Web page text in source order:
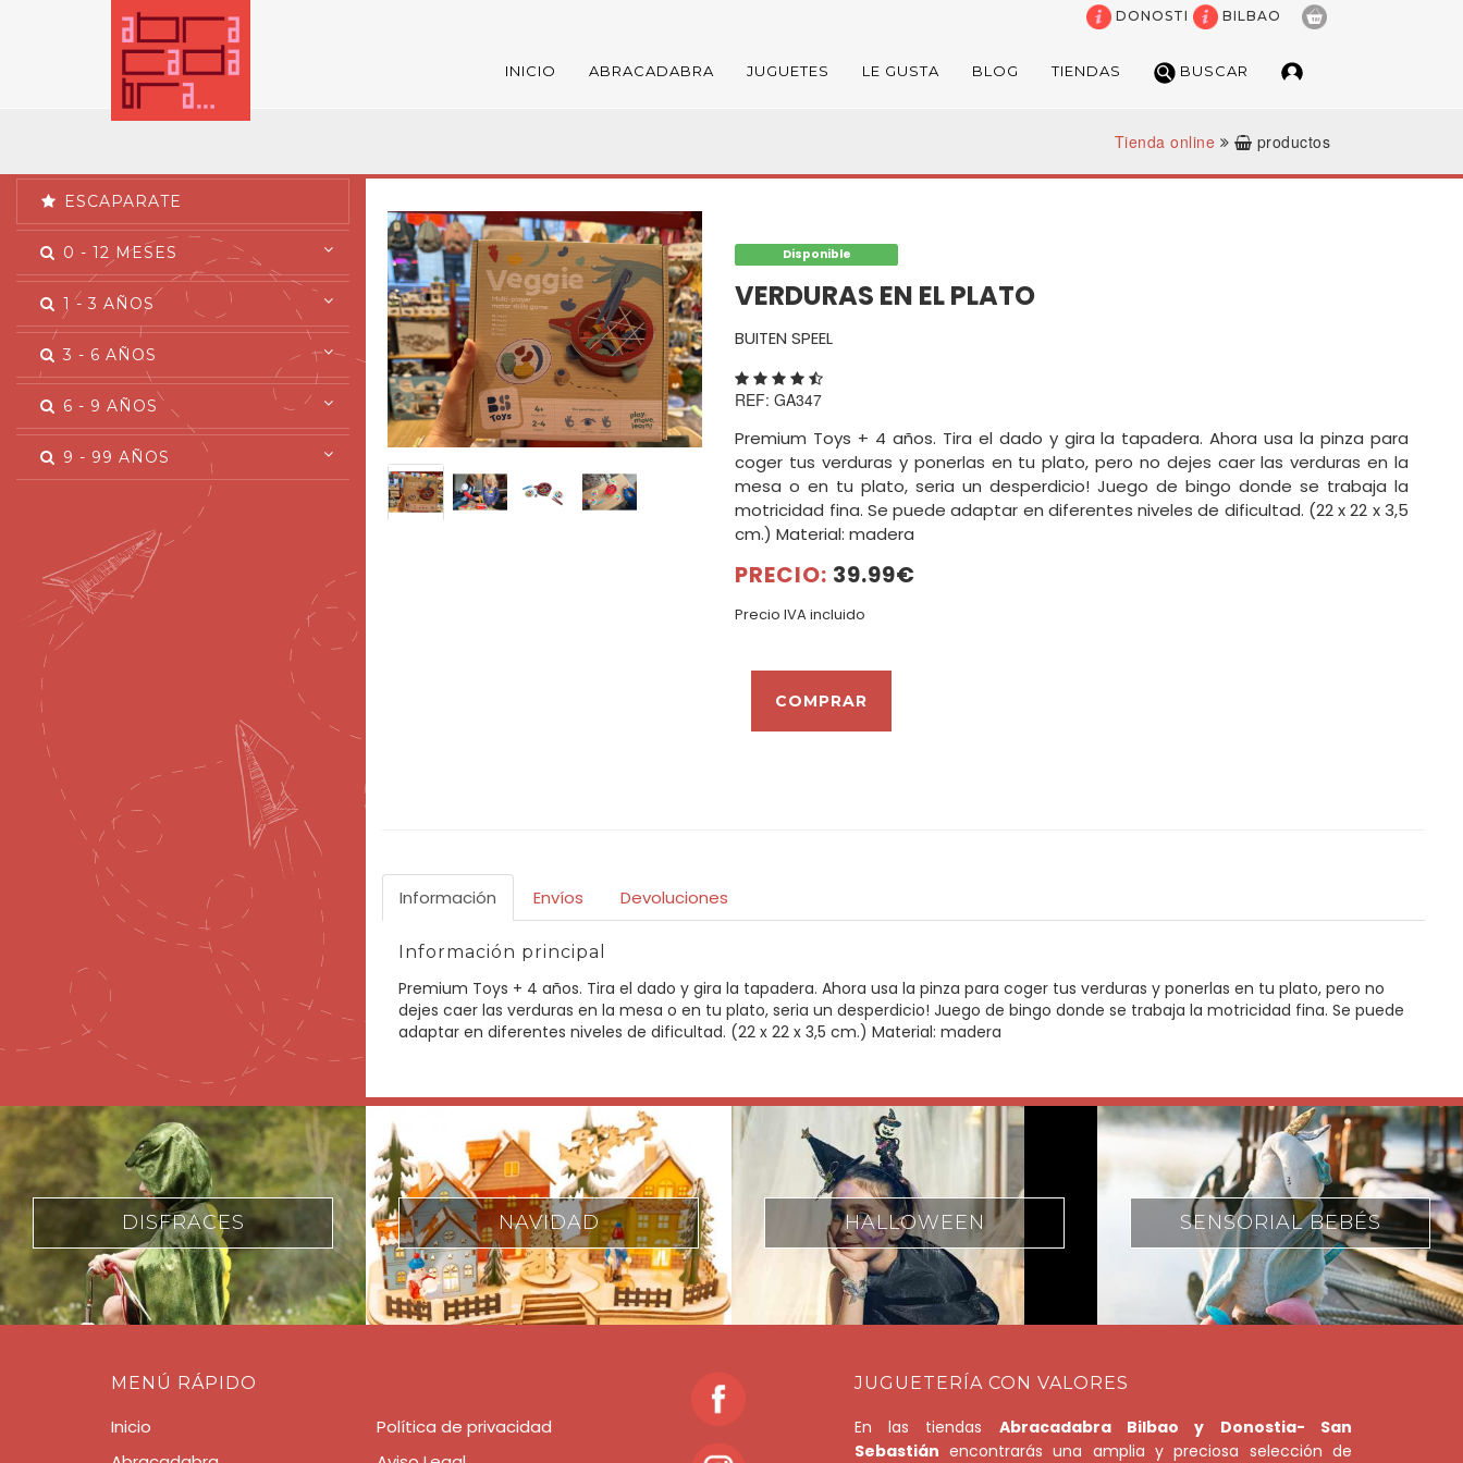
DONOSTI BILBAO
INICIO ABRACADABRA JUGUETES LE GUSTA BLOG TIENDAS BUSCAR
Tienda online productos
ESCAPARATE
0 - 12 MESES
1 - 3 AÑOS
3 - 6 AÑOS
6 - 9 AÑOS
9 - 99 AÑOS
Disponible
VERDURAS EN EL PLATO
BUITEN SPEEL
REF: GA347
Premium Toys + 4 años. Tira el dado y gira la tapadera. Ahora usa la pinza para
coger tus verduras y ponerlas en tu plato, pero no dejes caer las verduras en la
mesa o en tu plato, seria un desperdicio! Juego de bingo donde se trabaja la
motricidad fina. Se puede adaptar en diferentes niveles de dificultad. (22 x 22 x 3,5
cm.) Material: madera
PRECIO: 39.99€
Precio IVA incluido
Información Envíos Devoluciones
Información principal
Premium Toys + 4 años. Tira el dado y gira la tapadera. Ahora usa la pinza para coger tus verduras y ponerlas en tu plato, pero no
dejes caer las verduras en la mesa o en tu plato, seria un desperdicio! Juego de bingo donde se trabaja la motricidad fina. Se puede
adaptar en diferentes niveles de dificultad. (22 x 22 x 3,5 cm.) Material: madera
NAVIDAD HALLOWEEN SENSORIAL BEBÉS JUEGOS MOTRICES
MENÚ RÁPIDO
Inicio
Política de privacidad
JUGUETERÍA CON VALORES
En las tiendas Abracadabra Bilbao y Donostia- San
Sebastián encontrarás una amplia y preciosa selección de